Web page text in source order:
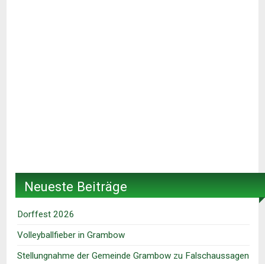
Neueste Beiträge
Dorffest 2026
Volleyballfieber in Grambow
Stellungnahme der Gemeinde Grambow zu Falschaussagen